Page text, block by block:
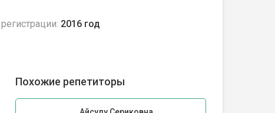
2016 год
Похожие репетиторы